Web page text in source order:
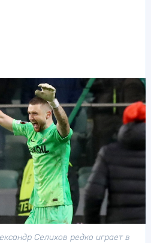
Селихов редко играет в